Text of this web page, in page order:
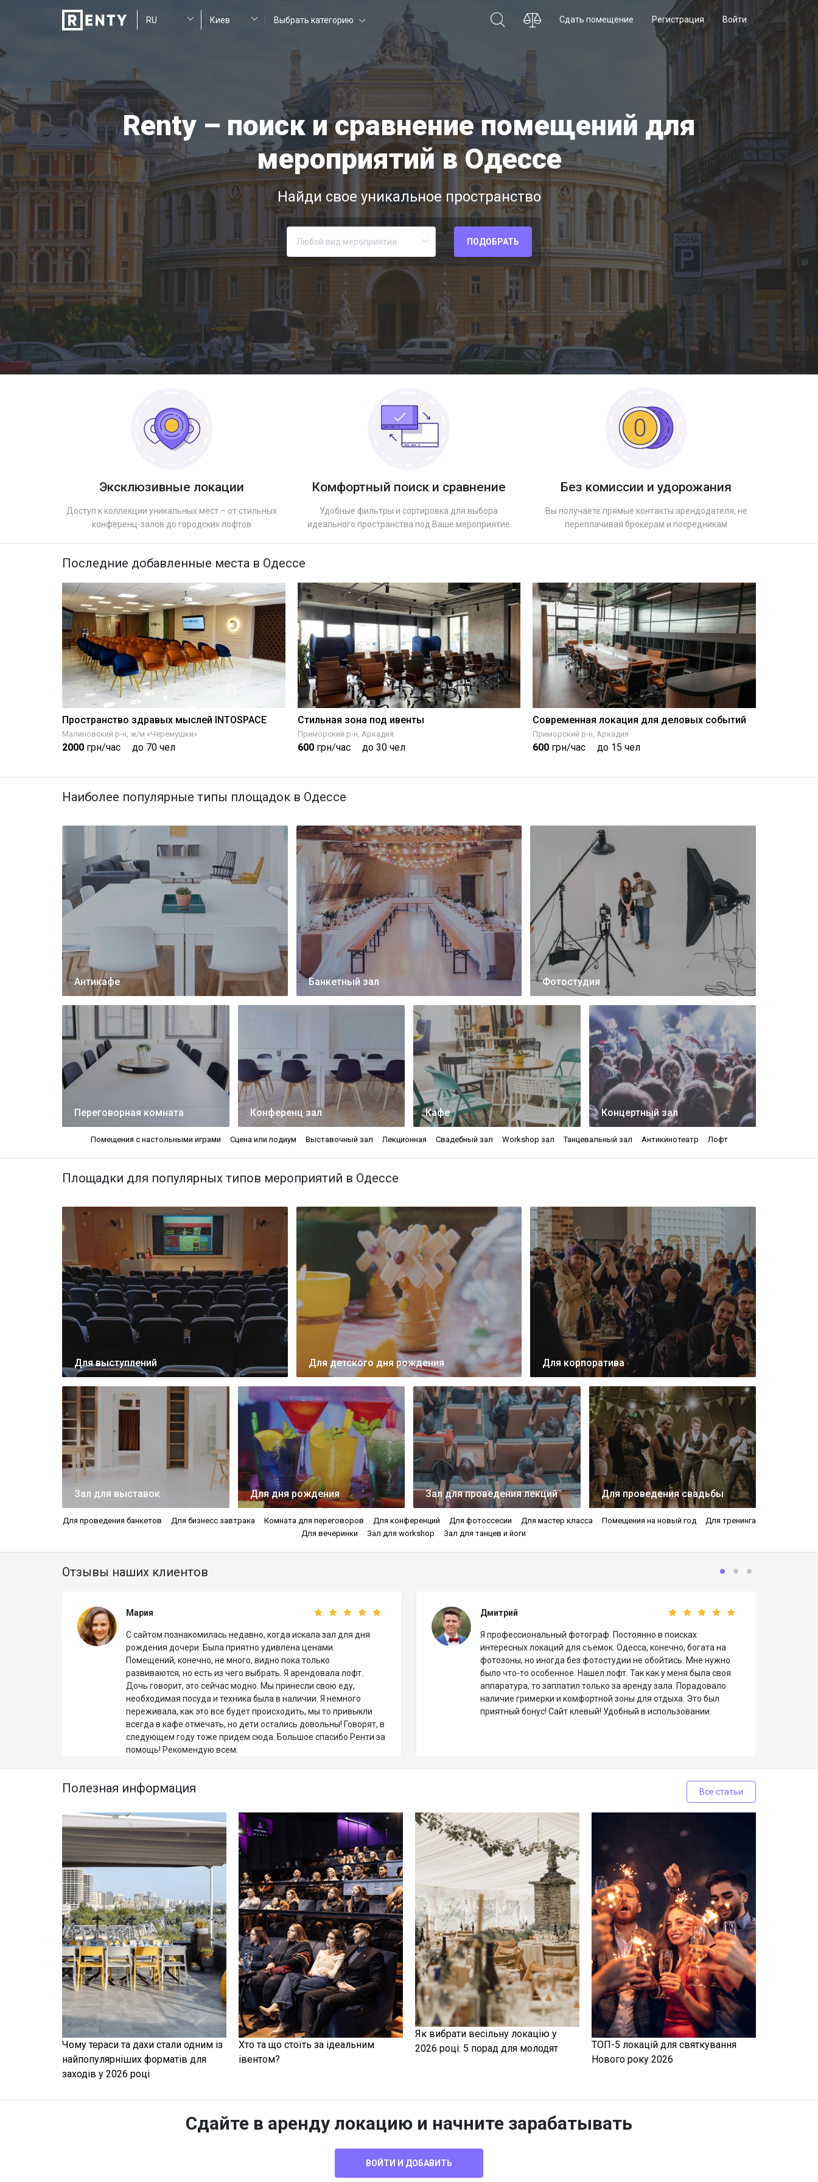
Выбрать категорию Сдать помещение Регистрация Войти
Renty – поиск и сравнение помещений для
мероприятий в Одессе
Найди свое уникальное пространство
ПОДОБРАТЬ
Эксклюзивные локации
Доступ к коллекции уникальных мест – от стильных
конференц-залов до городских лофтов
Комфортный поиск и сравнение
Удобные фильтры и сортировка для выбора
идеального пространства под Ваше мероприятие
Без комиссии и удорожания
Вы получаете прямые контакты арендодателя, не
переплачивая брокерам и посредникам
Последние добавленные места в Одессе
Пространство здравых мыслей INTOSPACE
Малиновский р-н, ж/м «Черемушки»
2000 грн/час до 70 чел
Стильная зона под ивенты
Приморский р-н, Аркадия
600 грн/час до 30 чел
Современная локация для деловых событий
Приморский р-н, Аркадия
600 грн/час до 15 чел
Наиболее популярные типы площадок в Одессе
Антикафе Банкетный зал Фотостудия
Переговорная комната Конференц зал Кафе Концертный зал
Помещения с настольными играми Сцена или подиум Выставочный зал Лекционная Свадебный зал Workshop зал Танцевальный зал Антикинотеатр Лофт
Площадки для популярных типов мероприятий в Одессе
Для выступлений Для детского дня рождения Для корпоратива
Зал для выставок Для дня рождения Зал для проведения лекций Для проведения свадьбы
Для проведения банкетов Для бизнесс завтрака Комната для переговоров Для конференций Для фотоссесии Для мастер класса Помещения на новый год
Для тренинга
Для вечеринки
Зал для workshop Зал для танцев и йоги
Отзывы наших клиентов
Мария
С сайтом познакомилась недавно, когда искала зал для дня
рождения дочери. Была приятно удивлена ценами.
Помещений, конечно, не много, видно пока только
развиваются, но есть из чего выбрать. Я арендовала лофт.
Дочь говорит, это сейчас модно. Мы принесли свою еду,
необходимая посуда и техника была в наличии. Я немного
переживала, как это все будет происходить, мы то привыкли
всегда в кафе отмечать, но дети остались довольны! Говорят, в
следующем году тоже придем сюда. Большое спасибо Ренти за
помощь! Рекомендую всем.
Дмитрий
Я профессиональный фотограф. Постоянно в поисках
интересных локаций для съемок. Одесса, конечно, богата на
фотозоны, но иногда без фотостудии не обойтись. Мне нужно
было что-то особенное. Нашел лофт. Так как у меня была своя
аппаратура, то заплатил только за аренду зала. Порадовало
наличие гримерки и комфортной зоны для отдыха. Это был
приятный бонус! Сайт клевый! Удобный в использовании.
Полезная информация Все статьи
Чому тераси та дахи стали одним із
найпопулярніших форматів для
заходів у 2026 році
Хто та що стоїть за ідеальним
івентом?
Як вибрати весільну локацію у
2026 році: 5 порад для молодят
ТОП-5 локацій для святкування
Нового року 2026
Сдайте в аренду локацию и начните зарабатывать
ВОЙТИ И ДОБАВИТЬ